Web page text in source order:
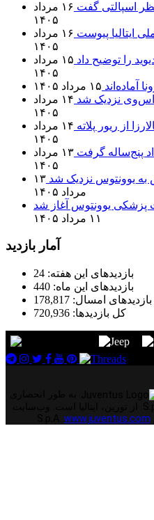
اسپالتی گفت
۱۶ مرداد
۱۴۰۵
ایتالیا پیوست
۱۶ مرداد
۱۴۰۵
را توضیح داد
۱۵ مرداد
۱۴۰۵
آماده‌اند ۱۵ مرداد ۱۴۰۵
نزدیک شد
۱۴ مرداد
۱۴۰۵
از ریور پلاته
۱۴ مرداد
۱۴۰۵
پنج‌ساله گرفت
۱۳ مرداد
۱۴۰۵
به یوونتوس نزدیک شد ۱۳
مرداد ۱۴۰۵
پزشکی یوونتوس آغاز شد
۱۱ مرداد ۱۴۰۵
آمار بازدید
بازدیدهای این هفته: 24
بازدیدهای این ماه: 440
بازدیدهای امسال: 178,817
کل بازدیدها: 720,936
www.juventus.com